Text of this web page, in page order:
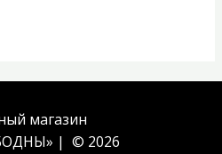
магазин
| © 2026